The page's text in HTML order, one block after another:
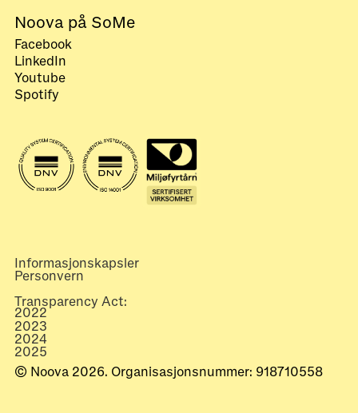
Noova på SoMe
Facebook
LinkedIn
Youtube
Spotify
Informasjonskapsler
Personvern
© Noova 2026. Organisasjonsnummer: 918710558
Transparency Act:
2022
2023
2024
2025